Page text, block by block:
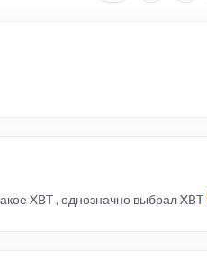
XBT , однозначно выбрал XBT